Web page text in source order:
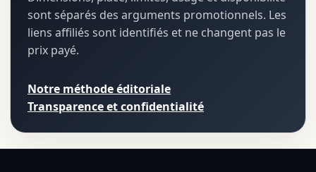
sont séparés des arguments promotionnels. Les
liens affiliés sont identifiés et ne changent pas le
prix payé.
Notre méthode éditoriale
Transparence et confidentialité